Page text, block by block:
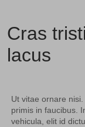
Cras
lacus
Ut vitae ornare
primis in faucibus.
vehicula, elit id